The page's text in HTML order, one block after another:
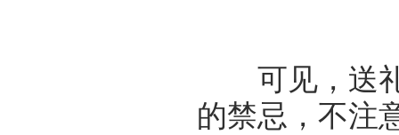
可见，送礼
的禁忌，不注